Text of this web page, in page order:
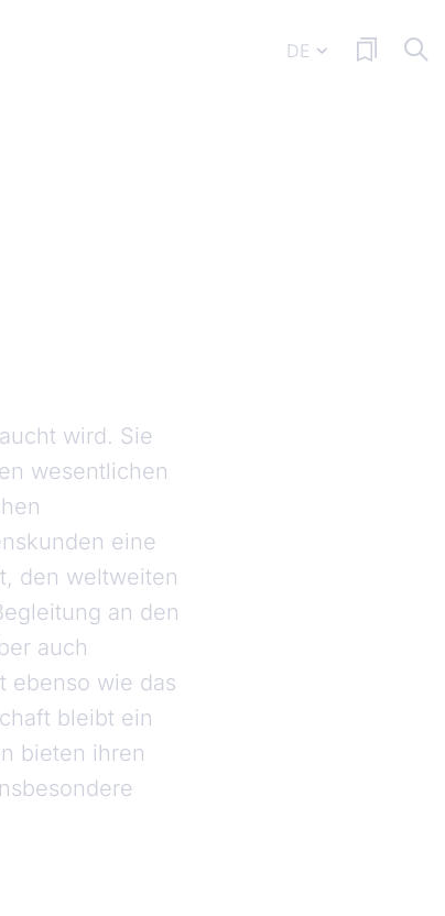
DE
wird. Sie
wesentlichen
eine
den weltweiten
an den
auch
ebenso wie das
bleibt ein
bieten ihren